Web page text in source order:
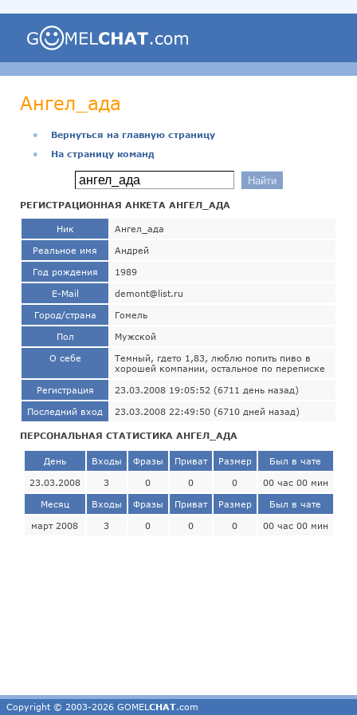
Ангел_ада
●
Вернуться на главную страницу
●
На страницу команд
РЕГИСТРАЦИОННАЯ АНКЕТА АНГЕЛ_АДА
Ник Ангел_ада
Реальное имя Андрей
Год рождения 1989
E-Mail demont@list.ru
Город/страна Гомель
Пол Мужской
О себе
Темный, гдето 1,83, люблю попить пиво в
хорошей компании, остальное по переписке
Регистрация 23.03.2008 19:05:52 (6711 день назад)
Последний вход 23.03.2008 22:49:50 (6710 дней назад)
ПЕРСОНАЛЬНАЯ СТАТИСТИКА АНГЕЛ_АДА
День Входы Фразы Приват Размер Был в чате
23.03.2008 3 0 0 0 00 час 00 мин
Месяц Входы Фразы Приват Размер Был в чате
март 2008 3 0 0 0 00 час 00 мин
Copyright © 2003-2026 GOMEL CHAT.com